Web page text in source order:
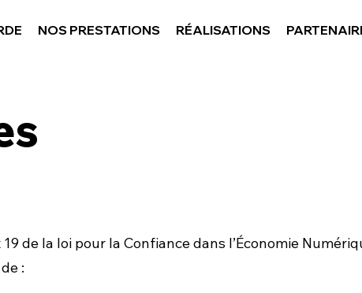
NOS PRESTATIONS RÉALISATIONS
de la loi pour la Confiance dans l’Économie
: